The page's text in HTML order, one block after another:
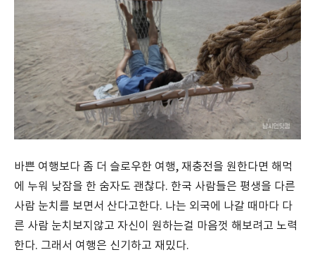
바쁜 여행보다 좀 더 슬로우한 여행, 재충전을 원한다면 해먹
에 누워 낮잠을 한 숨자도 괜찮다. 한국 사람들은 평생을 다른
사람 눈치를 보면서 산다고한다. 나는 외국에 나갈 때마다 다
른 사람 눈치보지않고 자신이 원하는걸 마음껏 해보려고 노력
한다. 그래서 여행은 신기하고 재밌다.